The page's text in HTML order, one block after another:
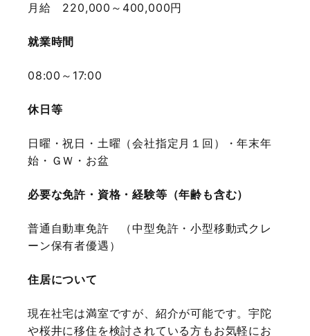
月給 220,000～400,000円
就業時間
08:00～17:00
休日等
日曜・祝日・土曜（会社指定月１回）・年末年
始・ＧＷ・お盆
必要な免許・資格・経験等（年齢も含む）
普通自動車免許 （中型免許・小型移動式クレ
ーン保有者優遇）
住居について
現在社宅は満室ですが、紹介が可能です。宇陀
や桜井に移住を検討されている方もお気軽にお